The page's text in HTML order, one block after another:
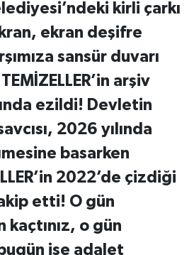
kirli çarkı
ekran deşifre
sansür duvarı
arşiv
ezildi! Devletin
2026 yılında
basarken
2022’de çizdiği
etti! O gün
kaçtınız, o gün
ise adalet